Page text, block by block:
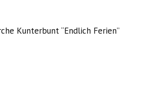
Kunterbunt “Endlich Ferien”